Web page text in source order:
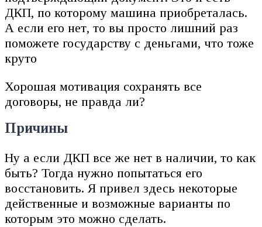
ДКП, по которому машина приобреталась.
А если его нет, то вы просто лишний раз
поможете государству с деньгами, что тоже
круто
Хорошая мотивация сохранять все
договоры, не правда ли?
Причины
Ну а если ДКП все же нет в наличии, то как
быть? Тогда нужно попытаться его
восстановить. Я привел здесь некоторые
действенные и возможные варианты по
которым это можно сделать.